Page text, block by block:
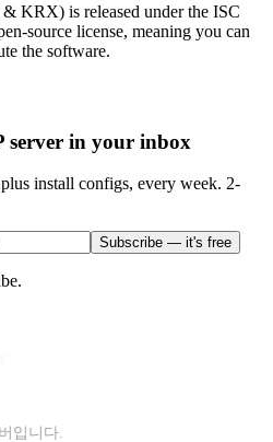
& KRX) is released under the ISC
source license, meaning you can
the software.
server in your inbox
install configs, every week. 2-
Subscribe — it's free
입니다.